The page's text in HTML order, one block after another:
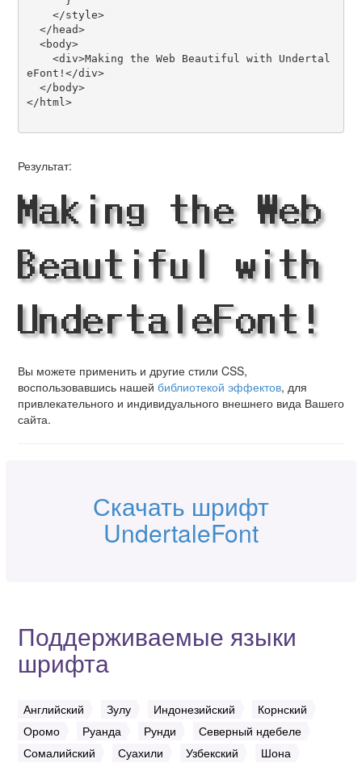
eFont!</div>
</html>
Результат:
Making the Web
Beautiful with
UndertaleFont!
Вы можете применить и другие стили CSS,
воспользовавшись нашей библиотекой эффектов, для
привлекательного и индивидуального внешнего вида Вашего
сайта.
Скачать шрифт
UndertaleFont
Поддерживаемые языки
шрифта
Английский Зулу Индонезийский
Корнский
Оромо
Руанда Рунди
Северный ндебеле
Сомалийский
Суахили Узбекский Шона